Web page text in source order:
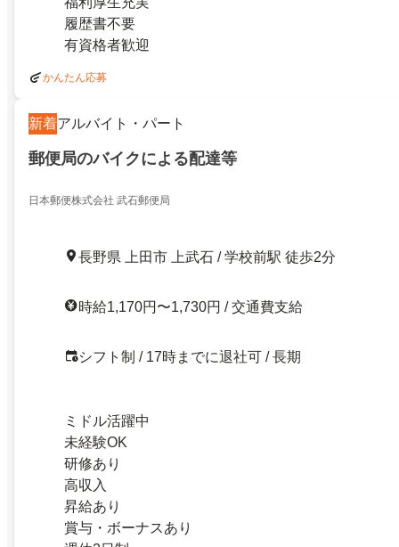
履歴書不要
有資格者歓迎
かんたん応募
新着アルバイト・パート
郵便局のバイクによる配達等
日本郵便株式会社 武石郵便局
長野県 上田市 上武石 / 学校前駅 徒歩2分
時給1,170円〜1,730円 / 交通費支給
シフト制 / 17時までに退社可 / 長期
ミドル活躍中
未経験OK
研修あり
高収入
昇給あり
賞与・ボーナスあり